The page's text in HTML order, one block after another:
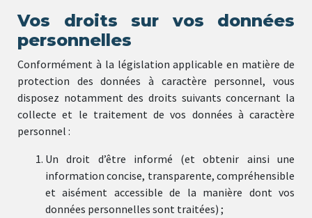
Vos droits sur vos données
personnelles
Conformément à la législation applicable en matière de
protection des données à caractère personnel, vous
disposez notamment des droits suivants concernant la
collecte et le traitement de vos données à caractère
personnel :
Un droit d’être informé (et obtenir ainsi une
information concise, transparente, compréhensible
et aisément accessible de la manière dont vos
données personnelles sont traitées) ;